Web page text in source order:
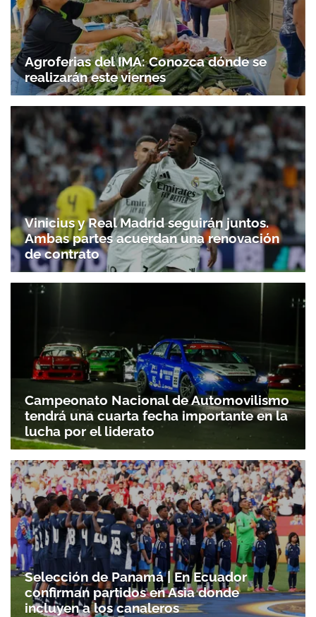
Agroferias del IMA: Conozca dónde se
realizarán este viernes
Vinicius y Real Madrid seguirán juntos.
Ambas partes acuerdan una renovación
de contrato
Campeonato Nacional de Automovilismo
tendrá una cuarta fecha importante en la
lucha por el liderato
Selección de Panamá | En Ecuador
confirman partidos en Asia donde
incluyen a los canaleros